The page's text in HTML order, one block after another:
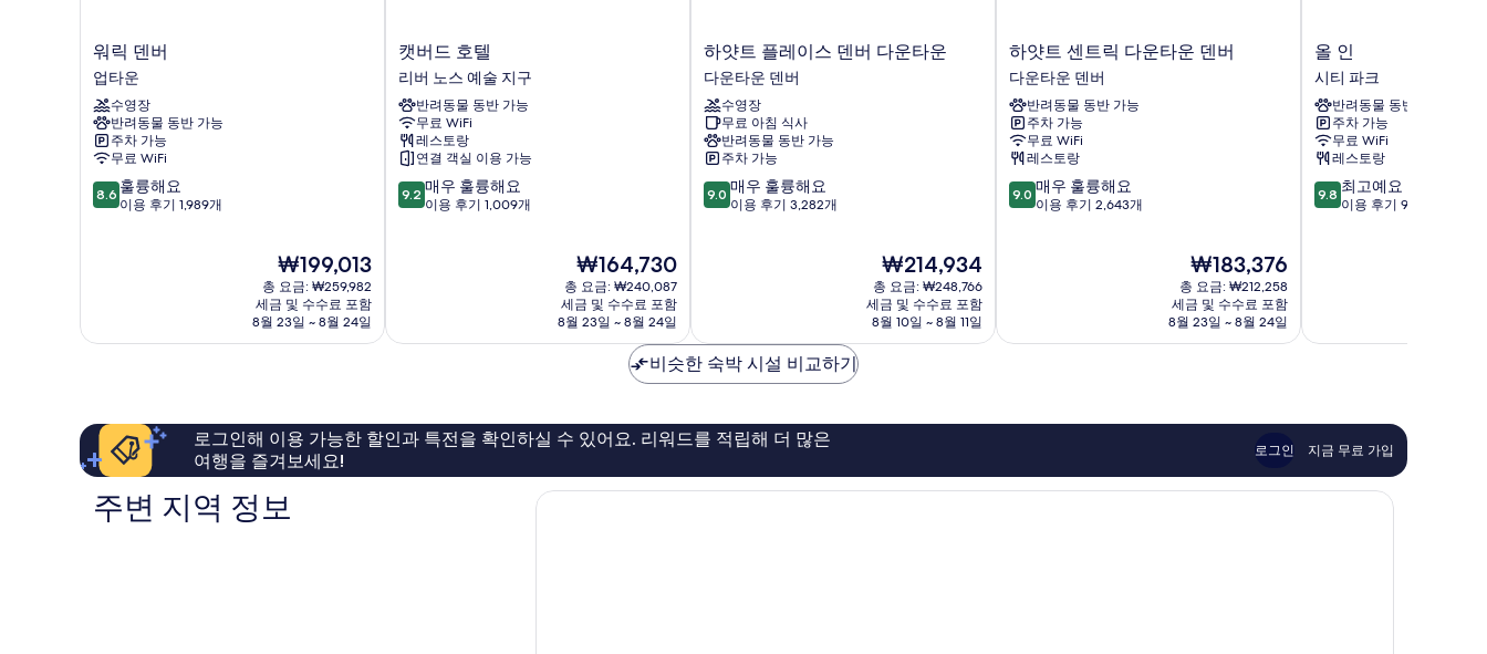
워
릭
덴
버
업
타
운
워릭 덴버
업타운
수영장
반려동물 동반 가능
주차 가능
무료 WiFi
10
점
륭
용
기
1,989
개
8.6 훌륭해요
이용 후기 1,989개
현
재
요
금
₩199,013
₩199,013
총 요금: ₩259,982
세금 및 수수료 포함
8월 23일 ~ 8월 24일
캣
버
드
호
텔
리
버
노
스
캣버드 호텔
리버 노스 예술 지구
반려동물 동반 가능
무료 WiFi
레스토랑
연결 객실 이용 가능
10
점
우
요,
이
후
9.2 매우 훌륭해요
이용 후기 1,009개
현
재
요
금
₩164,730
₩164,730
총 요금: ₩240,087
세금 및 수수료 포함
8월 23일 ~ 8월 24일
하
얏
트
플
레
이
스
덴
버
타
운
덴
하얏트 플레이스 덴버 다운타운
다운타운 덴버
수영장
무료 아침 식사
반려동물 동반 가능
주차 가능
10
점
우
훌
륭
요,
이
후
9.0 매우 훌륭해요
이용 후기 3,282개
현
재
요
금
₩214,934
₩214,934
총 요금: ₩248,766
세금 및 수수료 포함
8월 10일 ~ 8월 11일
하
얏
트
센
트
릭
다
운
타
운
하얏트 센트릭 다운타운 덴버
다운타운 덴버
반려동물 동반 가능
주차 가능
무료 WiFi
레스토랑
10
점
우
요,
후
9.0 매우 훌륭해요
이용 후기 2,643개
현
재
요
금
₩183,376
₩183,376
총 요금: ₩212,258
세금 및 수수료 포함
8월 23일 ~ 8월 24일
올
인
시
티
파
크
올 인
시티 파크
반려동물 동반 가능
주차 가능
무료 WiFi
레스토랑
10
점
고
용
후
기
99
9.8 최고예요
이용 후기 99개
비슷한 숙박 시설 비교하기
로그인해 이용 가능한 할인과 특전을 확인하실 수 있어요. 리워드를 적립해 더 많은
여행을 즐겨보세요!
로그인 지금 무료 가입
주변 지역 정보